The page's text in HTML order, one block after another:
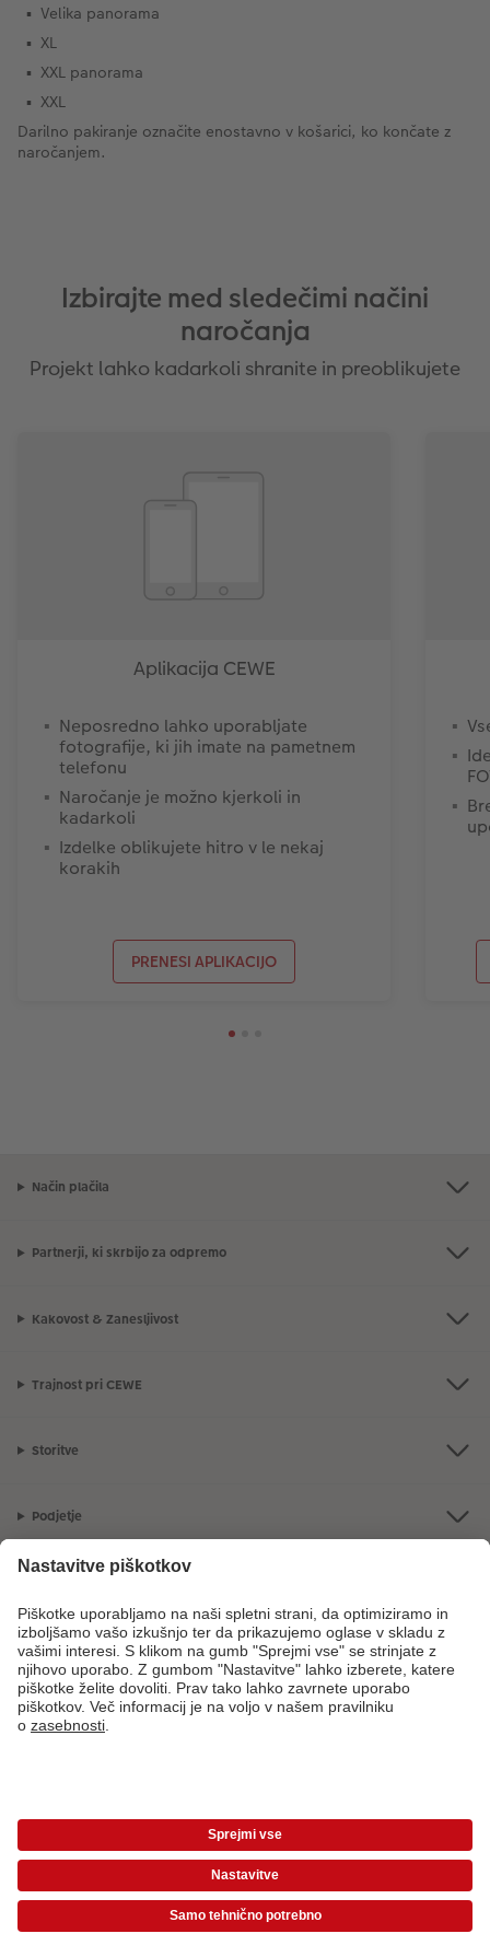
Velika panorama
XL
XXL panorama
XXL
Darilno pakiranje označite enostavno v košarici, ko končate z
naročanjem.
Izbirajte med sledečimi načini
naročanja
Projekt lahko kadarkoli shranite in preoblikujete
Aplikacija CEWE
Neposredno lahko uporabljate
fotografije, ki jih imate na pametnem
telefonu
Naročanje je možno kjerkoli in
kadarkoli
Izdelke oblikujete hitro v le nekaj
korakih
PRENESI APLIKACIJO
Način plačila
Partnerji, ki skrbijo za odpremo
Kakovost & Zanesljivost
Trajnost pri CEWE
Storitve
Podjetje
CEWE Fotosvet
V primeru vprašanj glede naših storitev ali vašega naročila, nas pokličite
na sledečo telefonsko številko:08 205 91 91
– 17:00
*Cene so priporočene potrošniške cene in vključujejo DDV. Cene ne vključujejo